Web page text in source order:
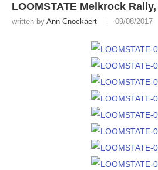
LOOMSTATE Melkrock
written by Ann Cnockaert 09/08/2017